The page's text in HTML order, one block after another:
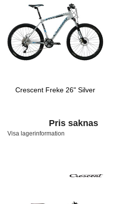
Crescent Freke 26" Silver
Pris saknas
Visa lagerinformation